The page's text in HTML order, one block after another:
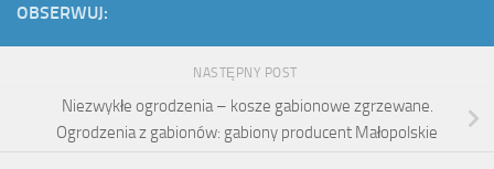
OBSERWUJ:
NASTĘPNY POST
Niezwykłe ogrodzenia – kosze gabionowe zgrzewane.
Ogrodzenia z gabionów: gabiony producent Małopolskie